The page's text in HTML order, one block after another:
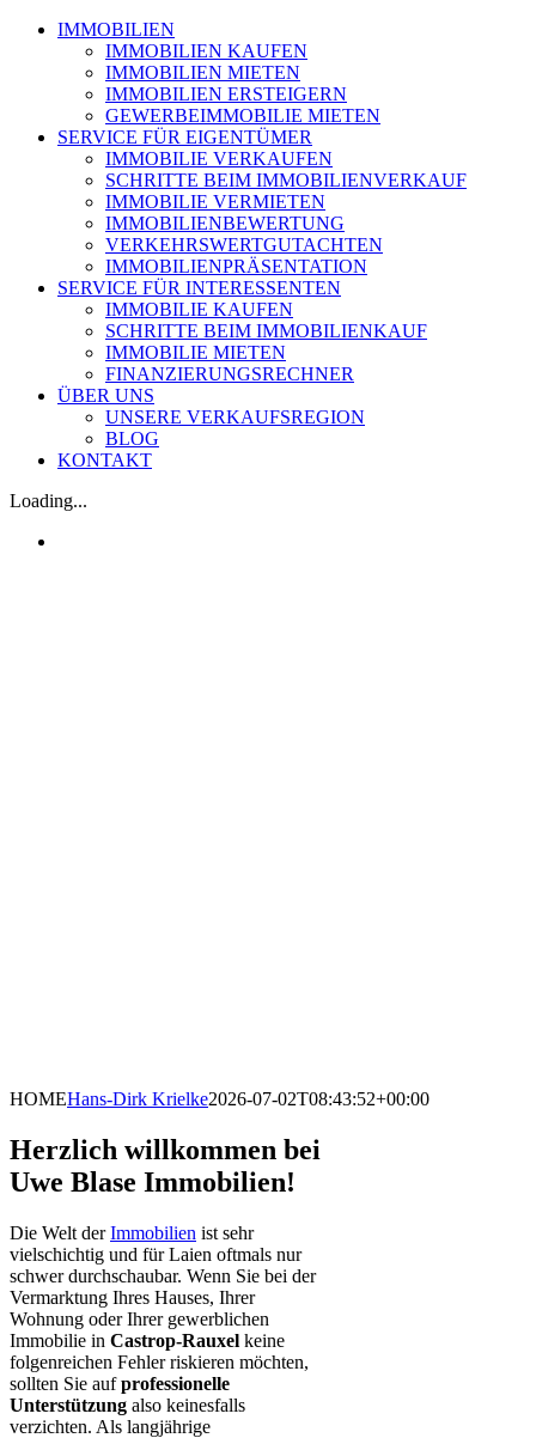
IMMOBILIEN
IMMOBILIEN KAUFEN
IMMOBILIEN MIETEN
IMMOBILIEN ERSTEIGERN
GEWERBEIMMOBILIE MIETEN
SERVICE FÜR EIGENTÜMER
IMMOBILIE VERKAUFEN
SCHRITTE BEIM IMMOBILIENVERKAUF
IMMOBILIE VERMIETEN
IMMOBILIEN­BEWERTUNG
VERKEHRSWERT­GUTACHTEN
IMMOBILIEN­PRÄSENTATION
SERVICE FÜR INTERESSENTEN
IMMOBILIE KAUFEN
SCHRITTE BEIM IMMOBILIENKAUF
IMMOBILIE MIETEN
FINANZIERUNGSRECHNER
ÜBER UNS
UNSERE VERKAUFSREGION
BLOG
KONTAKT
Loading...
HOMEHans-Dirk Krielke2026-07-02T08:43:52+00:00
Herzlich willkommen bei
Uwe Blase Immobilien!
Die Welt derImmobilien ist sehr
vielschichtig und für Laien oftmals nur
schwer durchschaubar. Wenn Sie bei der
Vermarktung Ihres Hauses, Ihrer
Wohnung oder Ihrer gewerblichen
Immobilie in Castrop-Rauxel keine
folgenreichen Fehler riskieren möchten,
sollten Sie aufprofessionelle
Unterstützung also keinesfalls
verzichten. Als langjährige